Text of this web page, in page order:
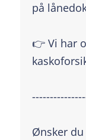
på
👉 Vi har
Ønsker